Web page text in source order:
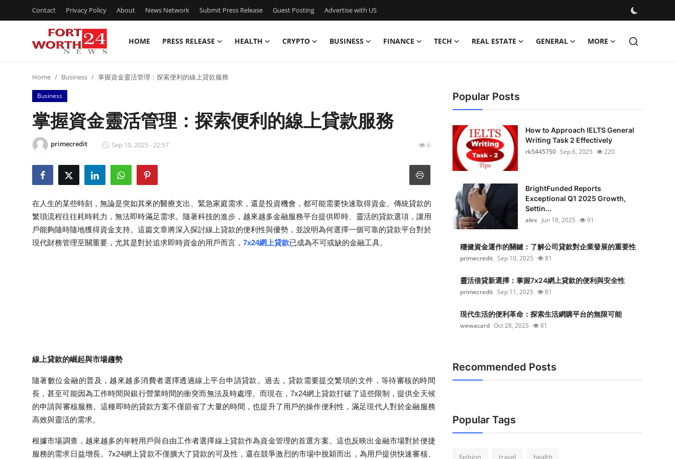
Contact Privacy Policy About News Network Submit Press Release Guest Posting Advertise with US
HOME PRESS RELEASE HEALTH CRYPTO BUSINESS FINANCE TECH REAL ESTATE GENERAL MORE
Press Release
Contact
Privacy Policy
News Network
Submit Press Release
Finance
Real Estate
General
Home Business 掌握資金靈活管理：探索便利的線上貸款服務
Business
掌握資金靈活管理：探索便利的線上貸款服務
primecredit Sep 10, 2025 - 22:57 6
在人生的某些時刻，無論是突如其來的醫療支出、緊急家庭需求，還是投資機會，都可能需要快速取得資金。傳統貸款的
繁瑣流程往往耗時耗力，無法即時滿足需求。隨著科技的進步，越來越多金融服務平台提供即時、靈活的貸款選項，讓用
戶能夠隨時隨地獲得資金支持。這篇文章將深入探討線上貸款的便利性與優勢，並說明為何選擇一個可靠的貸款平台對於
現代財務管理至關重要，尤其是對於追求即時資金的用戶而言， 7x24網上貸款已成為不可或缺的金融工具。
線上貸款的崛起與市場趨勢
隨著數位金融的普及，越來越多消費者選擇透過線上平台申請貸款。過去，貸款需要提交繁瑣的文件，等待審核的時間
長，甚至可能因為工作時間與銀行營業時間的衝突而無法及時處理。而現在，7x24網上貸款打破了這些限制，提供全天候
的申請與審核服務。這種即時的貸款方案不僅節省了大量的時間，也提升了用戶的操作便利性，滿足現代人對於金融服務
高效與靈活的需求。
根據市場調查，越來越多的年輕用戶與自由工作者選擇線上貸款作為資金管理的首選方案。這也反映出金融市場對於便捷
服務的需求日益增長。7x24網上貸款不僅擴大了貸款的可及性，還在競爭激烈的市場中脫穎而出，為用戶提供快速審核、
Popular Posts
How to Approach IELTS General
Writing Task 2 Effectively
rk5445750 Sep 6, 2025 220
BrightFunded Reports
Exceptional Q1 2025 Growth,
Settin...
alex Jun 18, 2025 91
穩健資金運作的關鍵：了解公司貸款對企業發展的重要性
primecredit Sep 10, 2025 81
靈活借貸新選擇：掌握7x24網上貸款的便利與安全性
primecredit Sep 11, 2025 81
現代生活的便利革命：探索生活網購平台的無限可能
wewacard Oct 28, 2025 81
Recommended Posts
Popular Tags
fashion travel health